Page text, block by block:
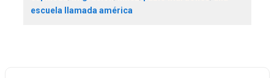
escuela llamada américa